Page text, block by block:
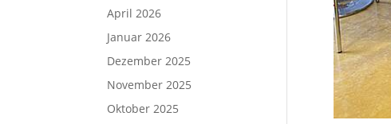
April 2026
Januar 2026
Dezember 2025
November 2025
Oktober 2025